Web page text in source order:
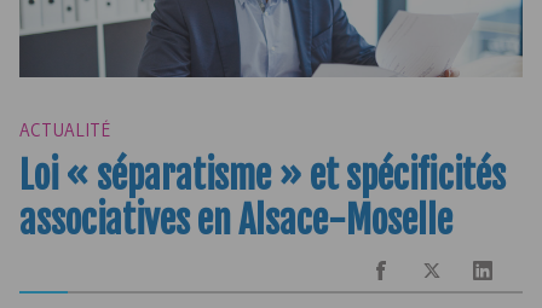
ACTUALITÉ
Loi « séparatisme » et spécificités
associatives en Alsace-Moselle